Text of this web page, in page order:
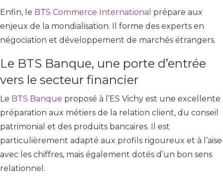
Enfin, le BTS Commerce International prépare aux
enjeux de la mondialisation. Il forme des experts en
négociation et développement de marchés étrangers.
Le BTS Banque, une porte d’entrée
vers le secteur financier
Le BTS Banque proposé à l’ES Vichy est une excellente
préparation aux métiers de la relation client, du conseil
patrimonial et des produits bancaires. Il est
particulièrement adapté aux profils rigoureux et à l’aise
avec les chiffres, mais également dotés d’un bon sens
relationnel.